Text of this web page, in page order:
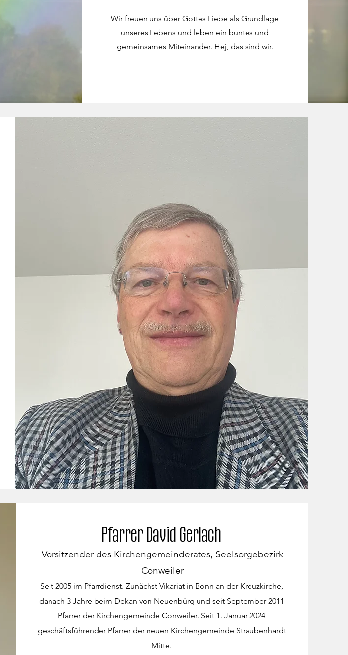
Wir freuen uns über Gottes Liebe als Grundlage
unseres Lebens und leben ein buntes und
gemeinsames Miteinander. Hej, das sind wir.
Pfarrer David Gerlach
Vorsitzender des Kirchengemeinderates, Seelsorgebezirk
Conweiler
Seit 2005 im Pfarrdienst. Zunächst Vikariat in Bonn an der Kreuzkirche,
danach 3 Jahre beim Dekan von Neuenbürg und seit September 2011
Pfarrer der Kirchengemeinde Conweiler. Seit 1. Januar 2024
geschäftsführender Pfarrer der neuen Kirchengemeinde Straubenhardt
Mitte.